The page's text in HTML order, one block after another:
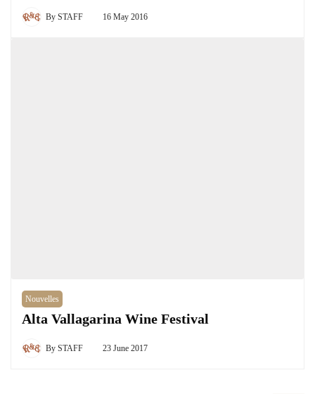
By STAFF 16 May 2016
Nouvelles
Alta Vallagarina Wine Festival
By STAFF 23 June 2017